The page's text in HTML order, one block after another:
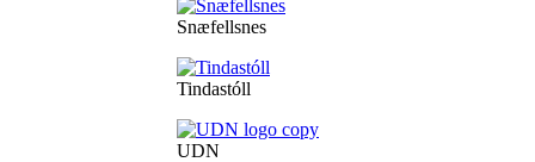
Snæfellsnes
Tindastóll
UDN